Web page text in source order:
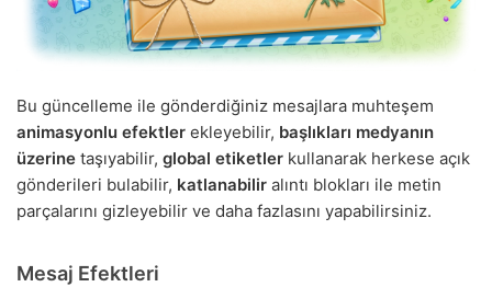
Bu güncelleme ile gönderdiğiniz mesajlara muhteşem
animasyonlu efektler ekleyebilir, başlıkları medyanın
üzerine taşıyabilir, global etiketler kullanarak herkese açık
gönderileri bulabilir, katlanabilir alıntı blokları ile metin
parçalarını gizleyebilir ve daha fazlasını yapabilirsiniz.
Mesaj Efektleri